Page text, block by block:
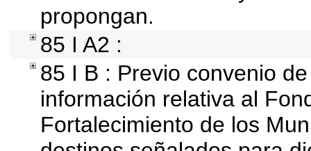
propongan.
85 I A2 :
85 I B : Previo convenio
información relativa al
Fortalecimiento de los